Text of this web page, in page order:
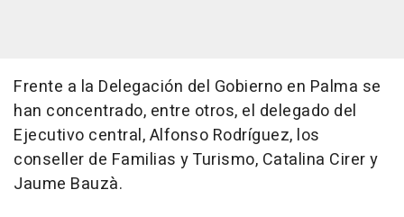
Frente a la Delegación del Gobierno en Palma se
han concentrado, entre otros, el delegado del
Ejecutivo central, Alfonso Rodríguez, los
conseller de Familias y Turismo, Catalina Cirer y
Jaume Bauzà.